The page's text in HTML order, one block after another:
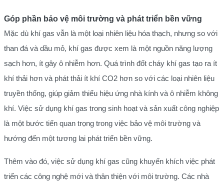
Góp phần bảo vệ môi trường và phát triển bền vững
Mặc dù khí gas vẫn là một loại nhiên liệu hóa thạch, nhưng so với
than đá và dầu mỏ, khí gas được xem là một nguồn năng lượng
sạch hơn, ít gây ô nhiễm hơn. Quá trình đốt cháy khí gas tạo ra ít
khí thải hơn và phát thải ít khí CO2 hơn so với các loại nhiên liệu
truyền thống, giúp giảm thiểu hiệu ứng nhà kính và ô nhiễm không
khí. Việc sử dụng khí gas trong sinh hoạt và sản xuất công nghiệp
là một bước tiến quan trọng trong việc bảo vệ môi trường và
hướng đến một tương lai phát triển bền vững.
Thêm vào đó, việc sử dụng khí gas cũng khuyến khích việc phát
triển các công nghệ mới và thân thiện với môi trường. Các nhà